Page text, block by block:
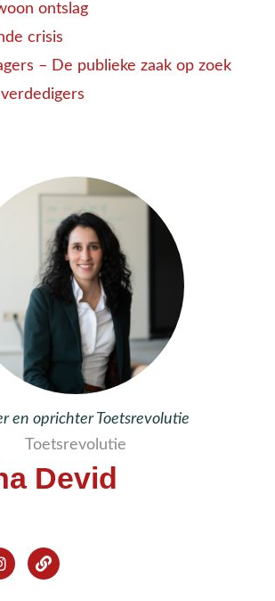
ontslag
crisis
– De publieke zaak op zoek
en oprichter Toetsrevolutie
Toetsrevolutie
Devid